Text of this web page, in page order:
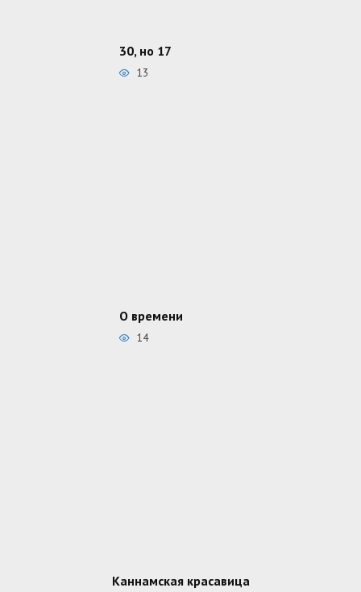
30, но 17
13
О времени
14
Каннамская красавица